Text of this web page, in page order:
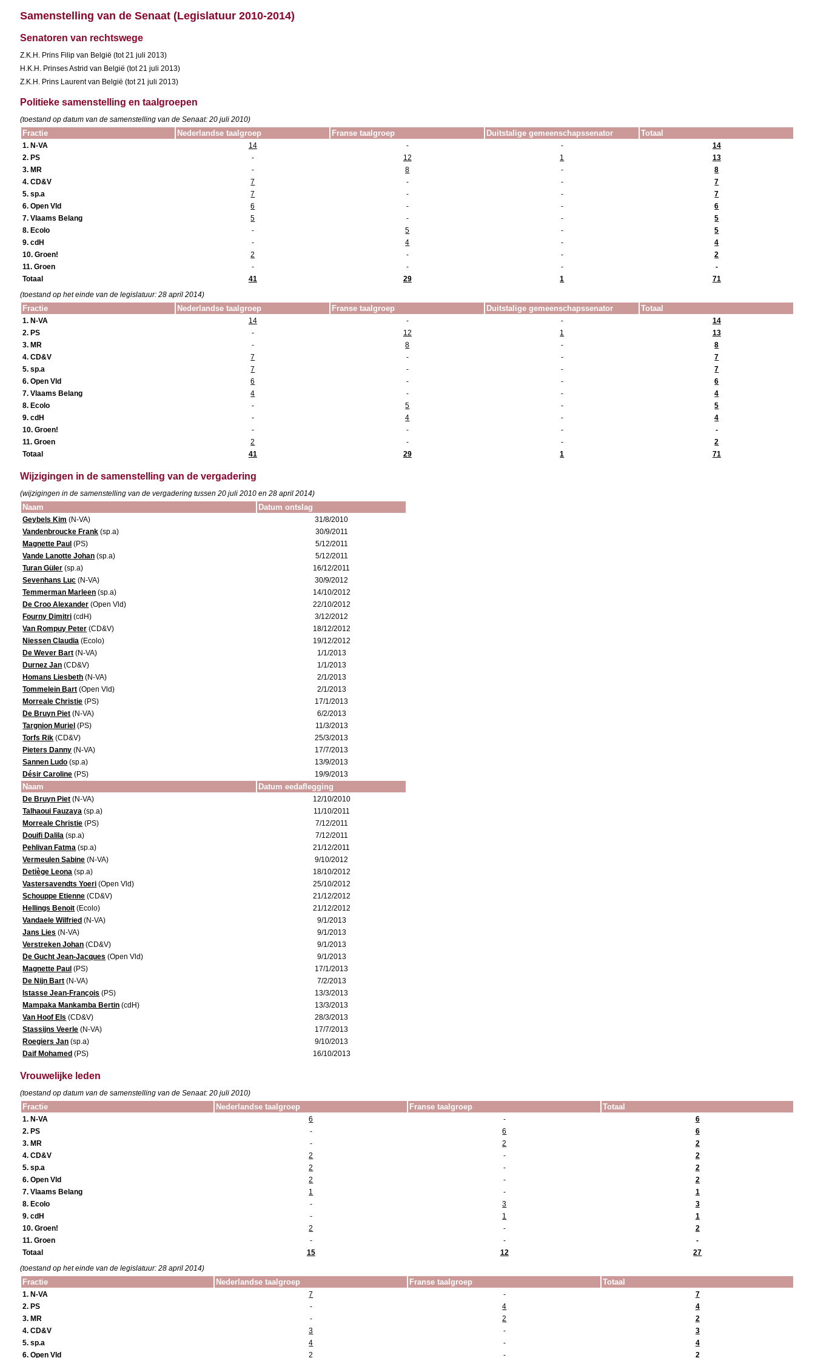
Samenstelling van de Senaat (Legislatuur 2010-2014)
Senatoren van rechtswege
Z.K.H. Prins Filip van België (tot 21 juli 2013)
H.K.H. Prinses Astrid van België (tot 21 juli 2013)
Z.K.H. Prins Laurent van België (tot 21 juli 2013)
Politieke samenstelling en taalgroepen
(toestand op datum van de samenstelling van de Senaat: 20 juli 2010)
Fractie Nederlandse taalgroep Franse taalgroep Duitstalige gemeenschapssenator Totaal
1. N-VA 14 - -
14
2. PS
- 12 1
13
3. MR
- 8 -
8
4. CD&V
7 - -
7
5. sp.a
7 - -
7
6. Open Vld
6 - -
6
7. Vlaams Belang
5 - -
5
8. Ecolo
- 5 -
5
9. cdH
- 4 -
4
10. Groen!
2 - -
2
11. Groen
- - -
-
Totaal
41 29 1
71
(toestand op het einde van de legislatuur: 28 april 2014)
Fractie Nederlandse taalgroep Franse taalgroep Duitstalige gemeenschapssenator Totaal
1. N-VA 14 - -
14
2. PS
- 12 1
13
3. MR
- 8 -
8
4. CD&V
7 - -
7
5. sp.a
7 - -
7
6. Open Vld
6 - -
6
7. Vlaams Belang
4 - -
4
8. Ecolo
- 5 -
5
9. cdH
- 4 -
4
10. Groen!
- - -
-
11. Groen
2 - -
2
Totaal
41 29 1 71
Wijzigingen in de samenstelling van de vergadering
(wijzigingen in de samenstelling van de vergadering tussen 20 juli 2010 en 28 april 2014)
Naam Datum ontslag
Geybels Kim (N-VA)
31/8/2010
Vandenbroucke Frank (sp.a)
30/9/2011
Magnette Paul (PS)
5/12/2011
Vande Lanotte Johan (sp.a)
5/12/2011
Turan Güler (sp.a)
16/12/2011
Sevenhans Luc (N-VA)
30/9/2012
Temmerman Marleen (sp.a)
14/10/2012
De Croo Alexander (Open Vld)
22/10/2012
Fourny Dimitri (cdH)
3/12/2012
Van Rompuy Peter (CD&V)
18/12/2012
Niessen Claudia (Ecolo)
19/12/2012
De Wever Bart (N-VA)
1/1/2013
Durnez Jan (CD&V)
1/1/2013
Homans Liesbeth (N-VA)
2/1/2013
Tommelein Bart (Open Vld)
2/1/2013
Morreale Christie (PS)
17/1/2013
De Bruyn Piet (N-VA)
6/2/2013
Targnion Muriel (PS)
11/3/2013
Torfs Rik (CD&V)
25/3/2013
Pieters Danny (N-VA)
17/7/2013
Sannen Ludo (sp.a)
13/9/2013
Désir Caroline (PS) 19/9/2013
Naam Datum eedaflegging
De Bruyn Piet (N-VA)
12/10/2010
Talhaoui Fauzaya (sp.a)
11/10/2011
Morreale Christie (PS)
7/12/2011
Douifi Dalila (sp.a)
7/12/2011
Pehlivan Fatma (sp.a)
21/12/2011
Vermeulen Sabine (N-VA)
9/10/2012
Detiège Leona (sp.a)
18/10/2012
Vastersavendts Yoeri (Open Vld)
25/10/2012
Schouppe Etienne (CD&V)
21/12/2012
Hellings Benoit (Ecolo)
21/12/2012
Vandaele Wilfried (N-VA)
9/1/2013
Jans Lies (N-VA)
9/1/2013
Verstreken Johan (CD&V)
9/1/2013
De Gucht Jean-Jacques (Open Vld)
9/1/2013
Magnette Paul (PS)
17/1/2013
De Nijn Bart (N-VA)
7/2/2013
Istasse Jean-François (PS)
13/3/2013
Mampaka Mankamba Bertin (cdH)
13/3/2013
Van Hoof Els (CD&V)
28/3/2013
Stassijns Veerle (N-VA)
17/7/2013
Roegiers Jan (sp.a)
9/10/2013
Daif Mohamed (PS) 16/10/2013
Vrouwelijke leden
(toestand op datum van de samenstelling van de Senaat: 20 juli 2010)
Fractie Nederlandse taalgroep Franse taalgroep Totaal
1. N-VA 6 -
6
2. PS
- 6
6
3. MR
- 2
2
4. CD&V
2 -
2
5. sp.a
2 -
2
6. Open Vld
2 -
2
7. Vlaams Belang
1 -
1
8. Ecolo
- 3
3
9. cdH
- 1
1
10. Groen!
2 -
2
11. Groen
- -
-
Totaal
15 12
27
(toestand op het einde van de legislatuur: 28 april 2014)
Fractie Nederlandse taalgroep Franse taalgroep Totaal
1. N-VA 7 -
7
2. PS
- 4
4
3. MR
- 2
2
4. CD&V
3 -
3
5. sp.a
4 -
4
6. Open Vld
2 - 2